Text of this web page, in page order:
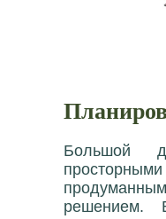
Большой
решением.